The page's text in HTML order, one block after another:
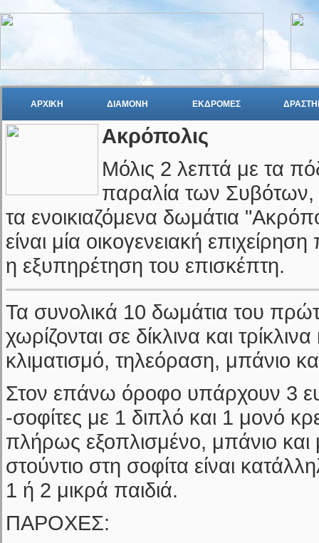
ΑΡΧΙΚΗ ΔΙΑΜΟΝΗ ΕΚΔΡΟΜΕΣ
Ακρόπολις
Μόλις 2 λεπτά με τα
παραλία των Συβότων,
τα ενοικιαζόμενα δωμάτια
είναι μία οικογενειακή
η εξυπηρέτηση του επισκέπτη.
Τα συνολικά 10 δωμάτια του
χωρίζονται σε δίκλινα και
κλιματισμό, τηλεόραση, μπάνιο
Στον επάνω όροφο υπάρχουν 3
-σοφίτες με 1 διπλό και 1 μονό
πλήρως εξοπλισμένο, μπάνιο και
στούντιο στη σοφίτα είναι
1 ή 2 μικρά παιδιά.
ΠΑΡΟΧΕΣ: